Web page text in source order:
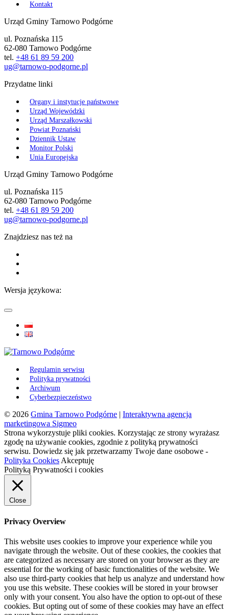
Kontakt
Urząd Gminy Tarnowo Podgórne
ul. Poznańska 115
62-080 Tarnowo Podgórne
tel. +48 61 89 59 200
ug@tarnowo-podgorne.pl
Przydatne linki
Organy i instytucje państwowe
Urząd Wojewódzki
Urząd Marszałkowski
Powiat Poznański
Dziennik Ustaw
Monitor Polski
Unia Europejska
Urząd Gminy Tarnowo Podgórne
ul. Poznańska 115
62-080 Tarnowo Podgórne
tel. +48 61 89 59 200
ug@tarnowo-podgorne.pl
Znajdziesz nas też na
Wersja językowa:
Regulamin serwisu
Polityka prywatności
Archiwum
Cyberbezpieczeństwo
© 2026 Gmina Tarnowo Podgórne | Interaktywna agencja
marketingowa Sigmeo
Strona wykorzystuje pliki cookies. Korzystając ze strony wyrażasz
zgodę na używanie cookies, zgodnie z polityką prywatności
serwisu. Dowiedz się jak przetwarzamy Twoje dane osobowe -
Polityka Cookies Akceptuję
Polityką Prywatności i cookies
Close
Privacy Overview
This website uses cookies to improve your experience while you
navigate through the website. Out of these cookies, the cookies that
are categorized as necessary are stored on your browser as they are
essential for the working of basic functionalities of the website. We
also use third-party cookies that help us analyze and understand how
you use this website. These cookies will be stored in your browser
only with your consent. You also have the option to opt-out of these
cookies. But opting out of some of these cookies may have an effect